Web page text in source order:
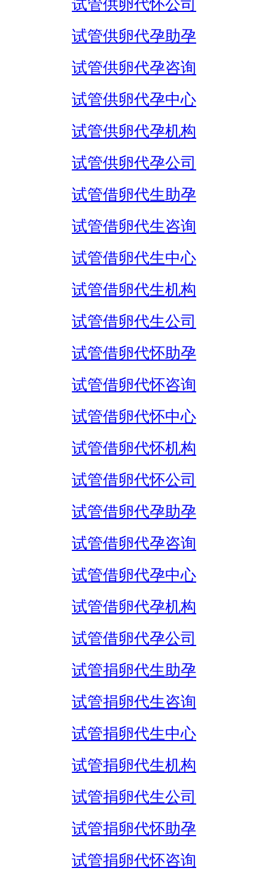
试管供卵代怀公司
试管供卵代孕助孕
试管供卵代孕咨询
试管供卵代孕中心
试管供卵代孕机构
试管供卵代孕公司
试管借卵代生助孕
试管借卵代生咨询
试管借卵代生中心
试管借卵代生机构
试管借卵代生公司
试管借卵代怀助孕
试管借卵代怀咨询
试管借卵代怀中心
试管借卵代怀机构
试管借卵代怀公司
试管借卵代孕助孕
试管借卵代孕咨询
试管借卵代孕中心
试管借卵代孕机构
试管借卵代孕公司
试管捐卵代生助孕
试管捐卵代生咨询
试管捐卵代生中心
试管捐卵代生机构
试管捐卵代生公司
试管捐卵代怀助孕
试管捐卵代怀咨询